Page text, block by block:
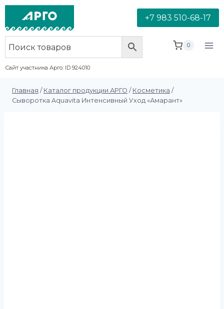
+7 983 510-68-17
Сайт участника Арго: ID 924010
0
Главная / Каталог продукции АРГО / Косметика /
Сыворотка Aquavita Интенсивный Уход «Амарант»